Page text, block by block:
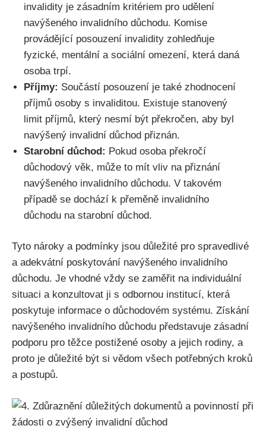
invalidity je zásadním kritériem pro udělení
navýšeného invalidního důchodu. Komise
provádějící posouzení invalidity zohledňuje
fyzické, mentální a sociální omezení, která daná
osoba trpí.
Příjmy: Součástí posouzení je také zhodnocení
příjmů osoby s invaliditou. Existuje stanovený
limit příjmů, který nesmí být překročen, aby byl
navýšený invalidní důchod přiznán.
Starobní důchod: Pokud osoba překročí
důchodový věk, může to mít vliv na přiznání
navýšeného invalidního důchodu. V takovém
případě se dochází k přeměně invalidního
důchodu na starobní důchod.
Tyto nároky a podmínky jsou důležité pro spravedlivé
a adekvátní poskytování navýšeného invalidního
důchodu. Je vhodné vždy se zaměřit na individuální
situaci a konzultovat ji s odbornou institucí, která
poskytuje informace o důchodovém systému. Získání
navýšeného invalidního důchodu představuje zásadní
podporu pro těžce postižené osoby a jejich rodiny, a
proto je důležité být si vědom všech potřebných kroků
a postupů.